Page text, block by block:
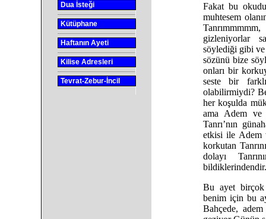
Dua İsteği
Kütüphane
Haftanın Ayeti
Kilise Adresleri
Tevrat-Zebur-İncil
Fakat bu
muhtesem
gizleniyorlar
söylediği gibi ve
sözünü bize
onları bir
seste bir
olabilirmiydi?
her koşulda
ama Adem ve
Tanrı’nın
etkisi ile Adem
korkutan
dolayı
bildiklerindendir.
Bu ayet birçok
benim için bu
Bahçede,